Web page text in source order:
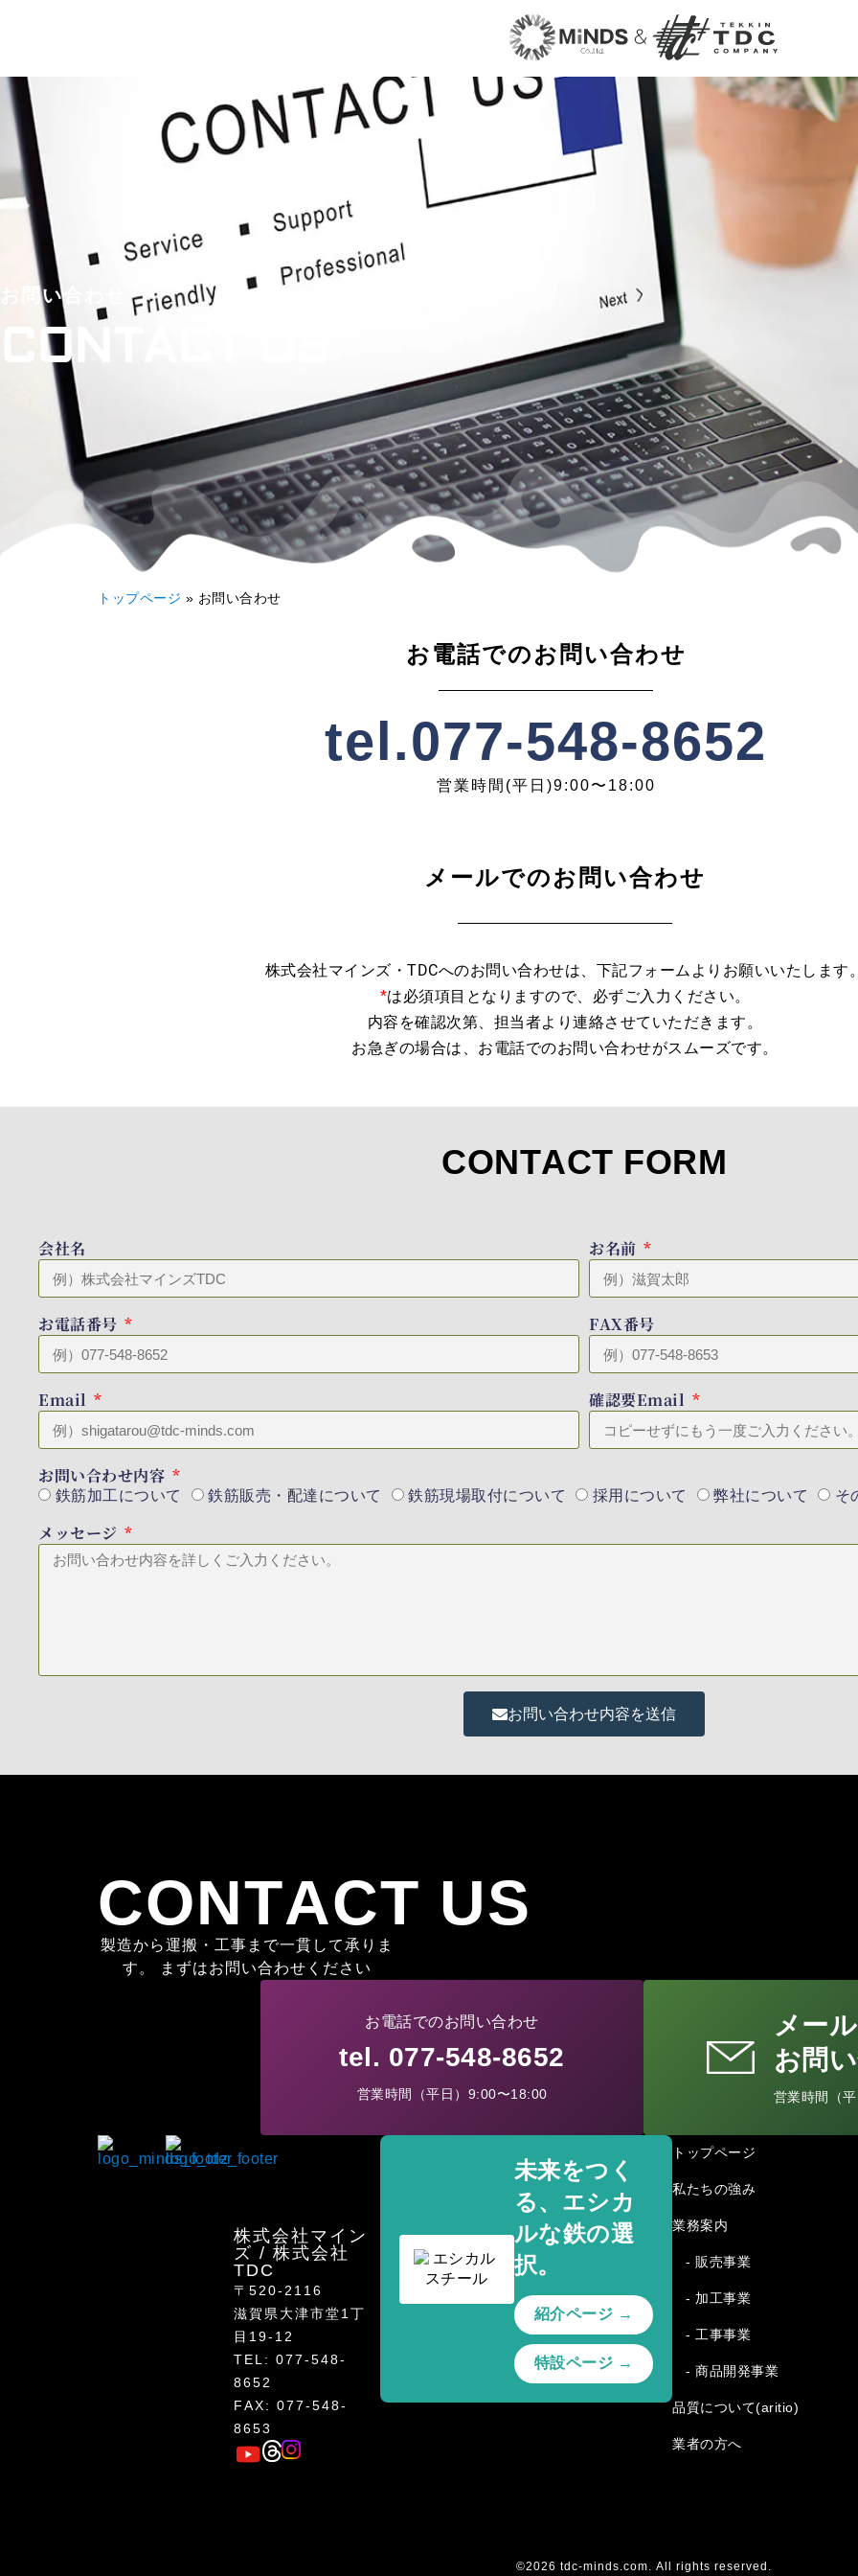
お問い合わせ
CONTACT US
トップページ » お問い合わせ
お電話でのお問い合わせ
tel.077-548-8652
営業時間(平日)9:00〜18:00
メールでのお問い合わせ
株式会社マインズ・TDCへのお問い合わせは、下記フォームよりお願いいたします
*は必須項目となりますので、必ずご入力ください。
内容を確認次第、担当者より連絡させていただきます。
お急ぎの場合は、お電話でのお問い合わせがスムーズです。
CONTACT FORM
会社名 お名前
お電話番号 FAX番号
Email 確認要Email
お問い合わせ内容
鉄筋加工について 鉄筋販売・配達について 鉄筋現場取付について 採用について 弊社について そ
メッセージ
お問い合わせ内容を送信
CONTACT US
製造から運搬・工事まで一貫して承りま
す。 まずはお問い合わせください
お電話でのお問い合わせ
tel. 077-548-8652
営業時間（平日）9:00〜18:00
メー
お問
営業時間（
株式会社マイン
ズ / 株式会社
TDC
〒520-2116
滋賀県大津市堂1丁
目19-12
TEL: 077-548-
8652
FAX: 077-548-
8653
未来をつく
る、エシカ
ルな鉄の選
択。
紹介ページ →
特設ページ →
トップページ
私たちの強み
業務案内
- 販売事業
- 加工事業
- 工事事業
- 商品開発事業
品質について(aritio)
業者の方へ
©2026 tdc-minds.com. All rights reserved.